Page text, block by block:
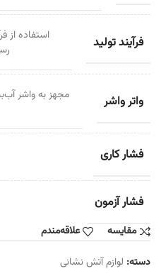
فرآیند تولید
واتر واشر
مجهز به واشر
فشار کاری
فشار آزمون
مقایسه
علاقه‌مندم
دسته: لوازم آتش نشانی